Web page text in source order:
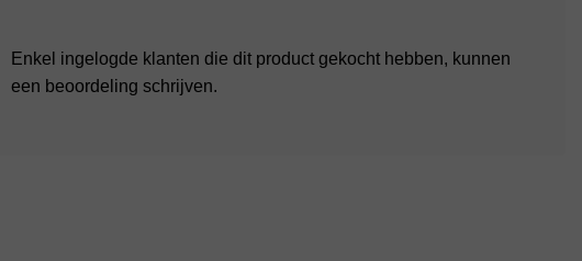
Enkel ingelogde klanten die dit product gekocht hebben, kunnen
een beoordeling schrijven.